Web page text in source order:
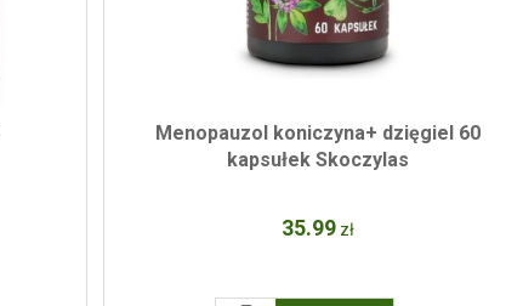
Menopauzol koniczyna+ dzięgiel 60
kapsułek Skoczylas
35.99 zł